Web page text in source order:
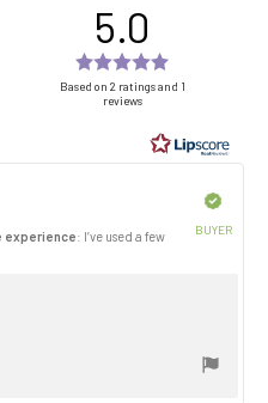
of 5 stars
of 5 stars
of 5 stars
of 5 stars
of 5 stars
5.0
5.0
of
5
stars
Based on 2 ratings and 1
reviews
experience: I’ve used a few
BUYER